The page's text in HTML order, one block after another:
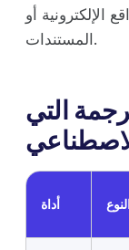
الإلكترونية أو
المستندات.
التي
أداة النوع